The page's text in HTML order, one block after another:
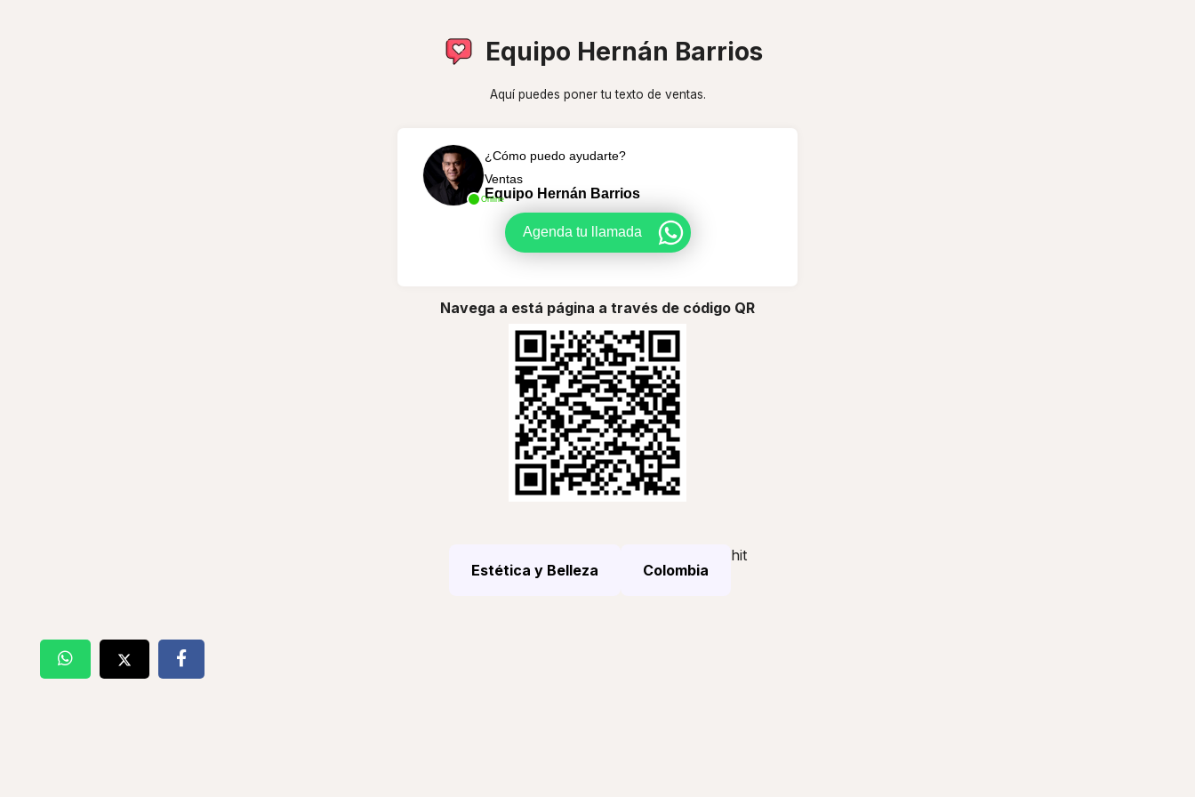
Equipo Hernán Barrios
Aquí puedes poner tu texto de ventas.
Online
¿Cómo puedo ayudarte?
Ventas
Equipo Hernán Barrios
Agenda tu llamada
Navega a está página a través de código QR
Estética y Belleza Colombia
hit